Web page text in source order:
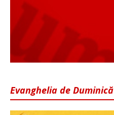
Evanghelia de Duminică